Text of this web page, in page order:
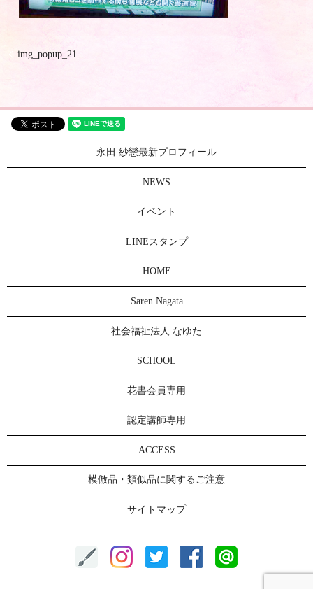
img_popup_21
永田 紗戀最新プロフィール
NEWS
イベント
LINEスタンプ
HOME
Saren Nagata
社会福祉法人 なゆた
SCHOOL
花書会員専用
認定講師専用
ACCESS
模倣品・類似品に関するご注意
サイトマップ